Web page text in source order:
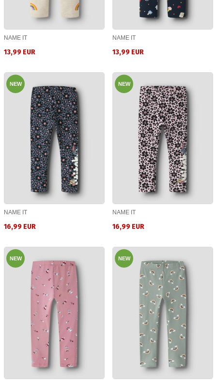
NAME IT
13,99 EUR
NAME IT
13,99 EUR
NEW
NAME IT
16,99 EUR
NEW
NAME IT
16,99 EUR
NEW NEW